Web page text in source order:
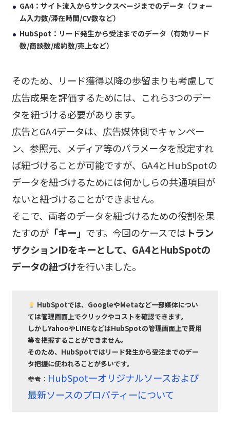
GA4：サイト流入からサンクスページまでのデータ（フォー
ム入力数/滞在時間/CV数など）
HubSpot：リード発生から受注までのデータ（有効リード
数/商談数/成約数/売上など）
そのため、リード獲得以降の歩留まりも考慮して
広告成果を評価するためには、これら3つのデー
タを紐づける必要があります。
広告とGA4データは、広告媒体側でキャンペー
ン、参照元、メディア等のパラメータを設定すれ
ば紐づけることが可能ですが、GA4とHubSpotの
データを紐づけるためには何かしらの共通項目が
ないと紐づけることができません。
そこで、両者のデータを紐づけるための役割を果
たすのが「キー」 です。今回のケースでは トラン
ザクションIDをキーとして、GA4とHubSpotの
データの紐づけを行いました。
HubSpotでは、GoogleやMetaなど一部媒体につい
ては管理画面上でクリックやコストを確認できます。
しかしYahooやLINEなどはHubSpotの管理画面上で費用
等を把握することができません。
そのため、HubSpotではリード発生から受注までのデー
タ把握に使われることが多いです。
参考： HubSpotーオリジナルソースおよび
最新ソースのプロパティーについて